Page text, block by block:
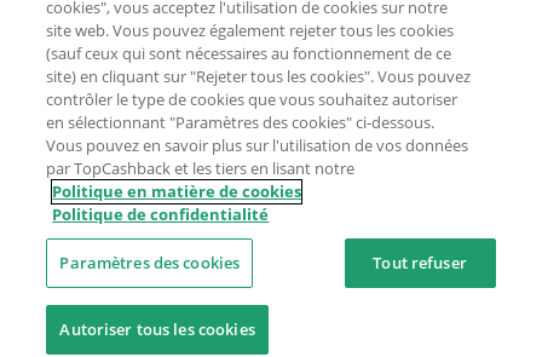
cookies", vous acceptez l'utilisation de cookies sur notre
site web. Vous pouvez également rejeter tous les cookies
(sauf ceux qui sont nécessaires au fonctionnement de ce
site) en cliquant sur "Rejeter tous les cookies". Vous pouvez
contrôler le type de cookies que vous souhaitez autoriser
en sélectionnant "Paramètres des cookies" ci-dessous.
Vous pouvez en savoir plus sur l'utilisation de vos données
par TopCashback et les tiers en lisant notre
Politique en matière de cookies
Politique de confidentialité
Paramètres des cookies Tout refuser
Autoriser tous les cookies